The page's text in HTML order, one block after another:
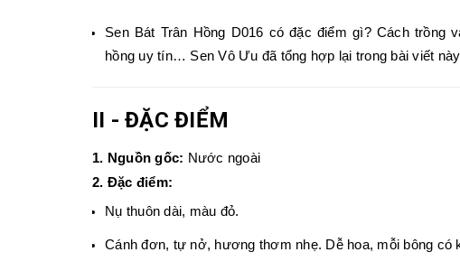
Sen Bát Trân Hồng D016 có đặc điểm gì? Cách trồng
hồng uy tín… Sen Vô Ưu đã tổng hợp lại trong bài viết
II - ĐẶC ĐIỂM
1. Nguồn gốc: Nước ngoài
2. Đặc điểm:
Nụ thuôn dài, màu đỏ.
Cánh đơn, tự nở, hương thơm nhẹ. Dễ hoa, mỗi bông có